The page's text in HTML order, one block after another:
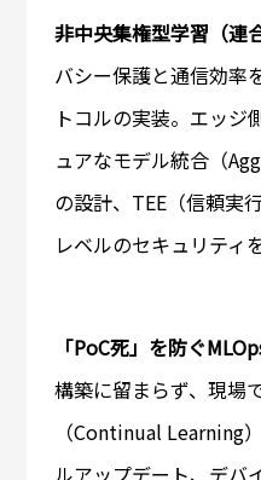
非中央集権型学習（連
バシー保護と通信効率
トコルの実装。エッジ
ュアなモデル統合（
の設計、TEE（信頼実
レベルのセキュリティ
「PoC死」を防ぐ
構築に留まらず、現場
（Continual Learning
ルアップデート、デバ